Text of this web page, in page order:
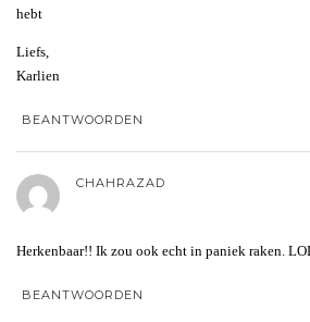
hebt
Liefs,
Karlien
BEANTWOORDEN
CHAHRAZAD
Herkenbaar!! Ik zou ook echt in paniek raken.
BEANTWOORDEN